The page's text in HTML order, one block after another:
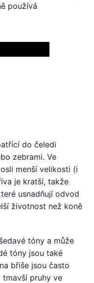
používá
do čeledi
zebrami. Ve
menší velikosti (i
je kratší, takže
usnadňují odvod
životnost než koně
tóny a může
tóny jsou také
břiše jsou často
tmavší pruhy ve